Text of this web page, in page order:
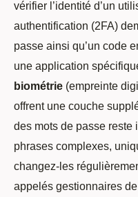
vérifier l’identité d’un
authentification (2FA)
passe ainsi qu’un code
une application
biométrie (empreinte
offrent une couche
des mots de passe
phrases complexes,
changez-les
appelés gestionnaires